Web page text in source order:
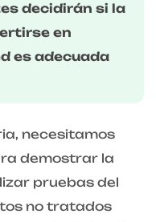
decidirán si la
en
es adecuada
necesitamos
demostrar la
pruebas del
no tratados